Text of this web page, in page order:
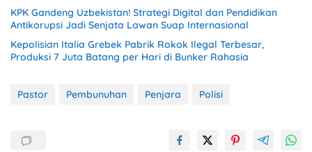
KPK Gandeng Uzbekistan! Strategi Digital dan Pendidikan
Antikorupsi Jadi Senjata Lawan Suap Internasional
Kepolisian Italia Grebek Pabrik Rokok Ilegal Terbesar,
Produksi 7 Juta Batang per Hari di Bunker Rahasia
Pastor Pembunuhan Penjara Polisi